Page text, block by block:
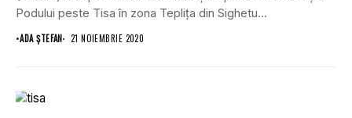
Podului peste Tisa în zona Teplița din Sighetu...
•ADA ȘTEFAN 21 NOIEMBRIE 2020